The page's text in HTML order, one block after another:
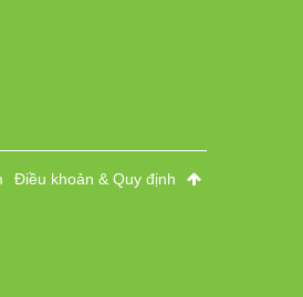
Điều khoản & Quy định